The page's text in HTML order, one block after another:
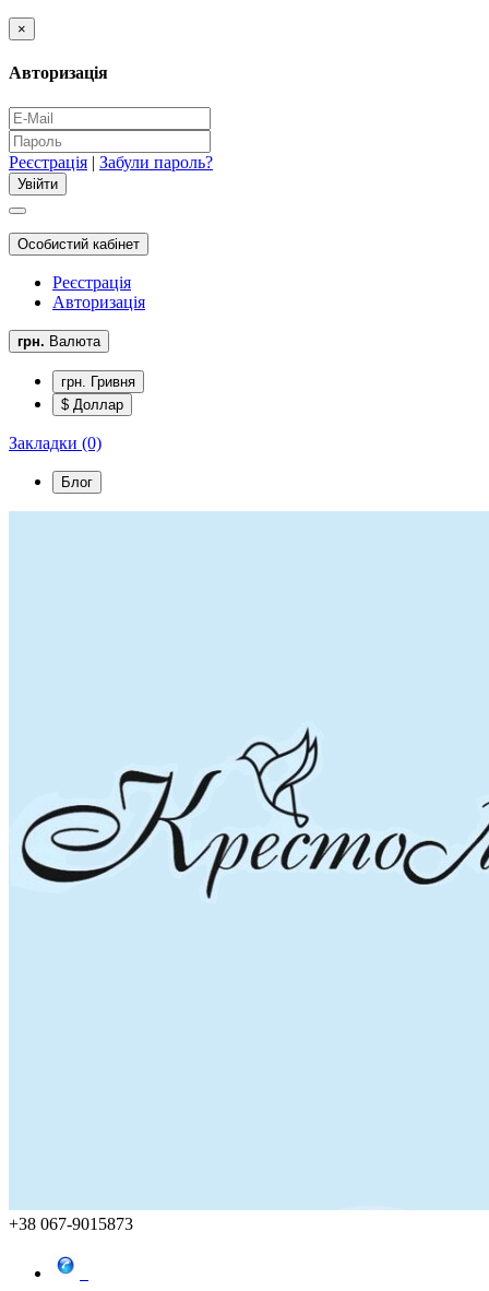
×
Авторизація
Реєстрація | Забули пароль?
Особистий кабінет
Реєстрація
Авторизація
грн. Валюта
грн. Гривня
$ Доллар
Закладки (0)
Блог
+38 067-9015873